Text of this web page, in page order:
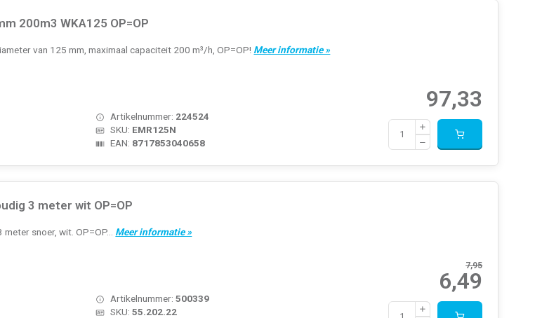
200m3 WKA125 OP=OP
van 125 mm, maximaal capaciteit 200 m³/h, OP=OP! Meer informatie »
97,33
Artikelnummer: 224524
SKU: EMR125N
EAN: 8717853040658
3 meter wit OP=OP
snoer, wit. OP=OP... Meer informatie »
7,95
6,49
Artikelnummer:500339
SKU:55.202.22